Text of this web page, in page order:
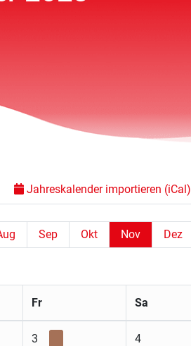
Jahreskalender importieren (iCal)
Sep Okt Nov Dez
Fr Sa
3 4